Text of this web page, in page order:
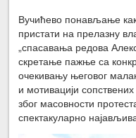
Вучићево понављање
пристати на прелазну
„спасавања редова
скретање пажње са
очекивању његовог
и мотивацији
због масовности
спектакуларно